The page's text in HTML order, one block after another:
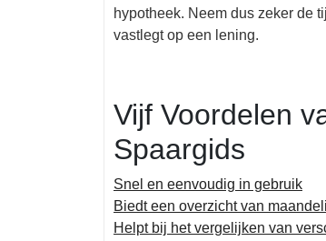
hypotheek. Neem dus zeker de
vastlegt op een lening.
Vijf Voordelen
Spaargids
Snel en eenvoudig in gebruik
Biedt een overzicht van
Helpt bij het vergelijken van